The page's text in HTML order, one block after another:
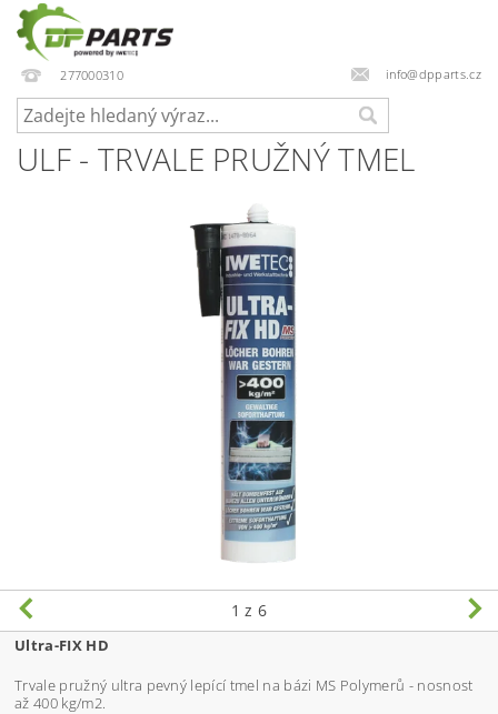
277000310 info@dpparts.cz
ULF - TRVALE PRUŽNÝ TMEL
1 z 6
Ultra-FIX HD
Trvale pružný ultra pevný lepící tmel na bázi MS Polymerů - nosnost
až 400 kg/m2.